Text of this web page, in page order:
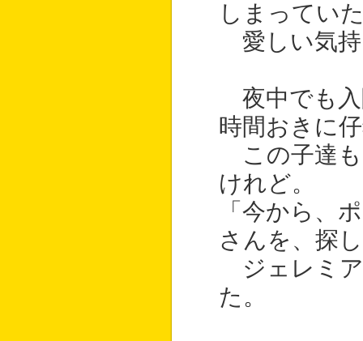
しまってい
愛しい気持
夜中でも入
時間おきに
この子達も
けれど。
「今から、
さんを、探
ジェレミア
た。